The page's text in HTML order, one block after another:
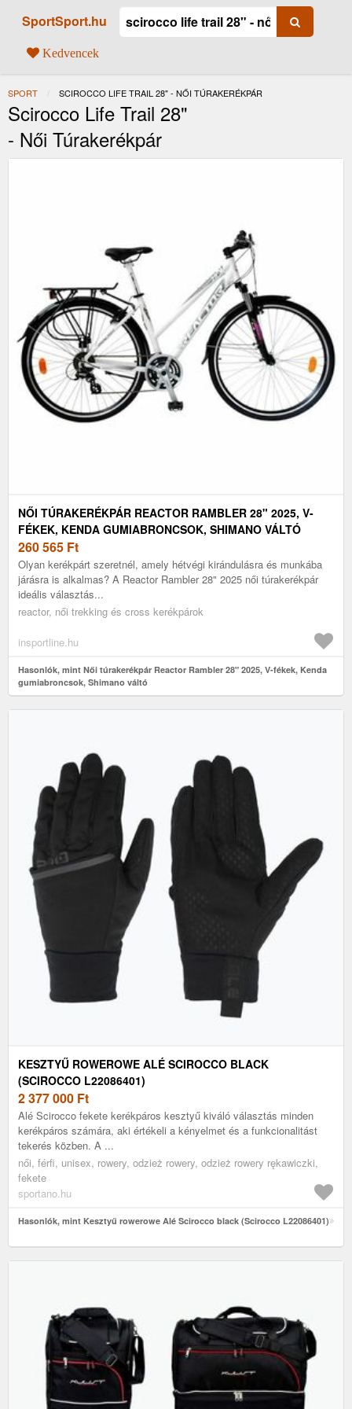
SportSport.hu
Kedvencek
SPORT JELENLEGI:
SCIROCCO LIFE TRAIL 28" - NŐI TÚRAKERÉKPÁR
Scirocco Life Trail 28"
- Női Túrakerékpár
NŐI TÚRAKERÉKPÁR REACTOR RAMBLER 28" 2025, V-
FÉKEK, KENDA GUMIABRONCSOK, SHIMANO VÁLTÓ
260 565 Ft
Olyan kerékpárt szeretnél, amely hétvégi kirándulásra és munkába
járásra is alkalmas? A Reactor Rambler 28" 2025 női túrakerékpár
ideális választás...
reactor, női trekking és cross kerékpárok
insportline.hu
Hasonlók, mint Női túrakerékpár Reactor Rambler 28" 2025, V-fékek, Kenda
gumiabroncsok, Shimano váltó
KESZTYŰ ROWEROWE ALÉ SCIROCCO BLACK
(SCIROCCO L22086401)
2 377 000 Ft
Alé Scirocco fekete kerékpáros kesztyű kiváló választás minden
kerékpáros számára, aki értékeli a kényelmet és a funkcionalitást
tekerés közben. A ...
női, férfi, unisex, rowery, odzież rowery, odzież rowery rękawiczki,
fekete
sportano.hu
Hasonlók, mint Kesztyű rowerowe Alé Scirocco black (Scirocco L22086401)